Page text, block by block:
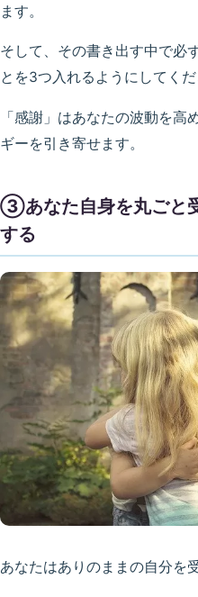
ます。
そして、その書き出す中で必
とを3つ入れるようにしてくだ
「感謝」はあなたの波動を
ギーを引き寄せます。
③あなた自身を丸ごと
する
あなたはありのままの自分を